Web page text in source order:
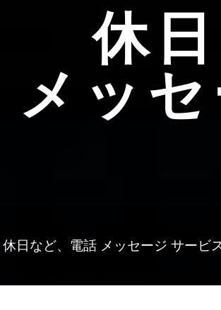
休
メッ
日など、電話 メッセージ サービ